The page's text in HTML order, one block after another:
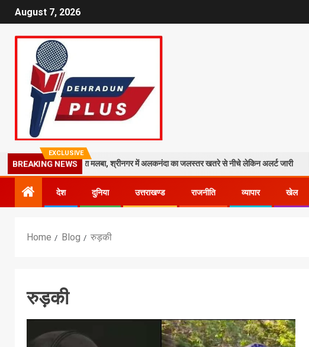
August 7, 2026
EXCLUSIVE
BREAKING NEWS
काली मंदिर पर गिरा मलबा, श्रीनगर में अलकनंदा का जलस्तर खतरे से नीचे लेकिन अलर्ट जारी
देश दुनिया उत्तराखण्ड राजनीति व्यापार खेल
Home Blog रुड़की
रुड़की